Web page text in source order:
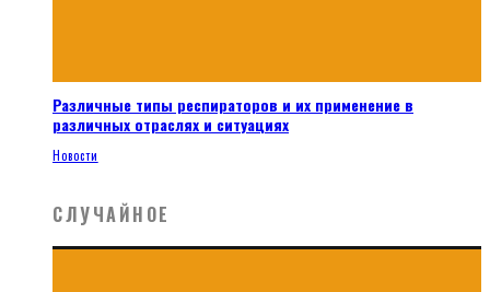
Различные типы респираторов и их применение в
различных отраслях и ситуациях
Новости
СЛУЧАЙНОЕ